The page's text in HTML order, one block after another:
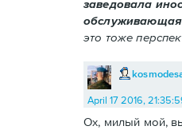
заведовала
обслуживающая
это тоже
April 17 2016,
Ох, милый мой,